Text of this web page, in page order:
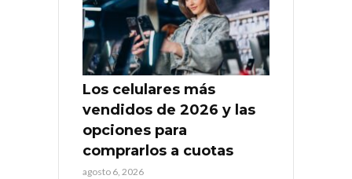
Los celulares más
vendidos de 2026 y las
opciones para
comprarlos a cuotas
agosto 6, 2026